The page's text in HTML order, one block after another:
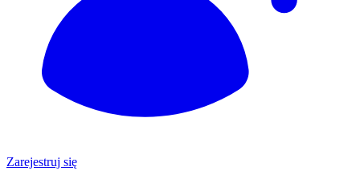
Zarejestruj się